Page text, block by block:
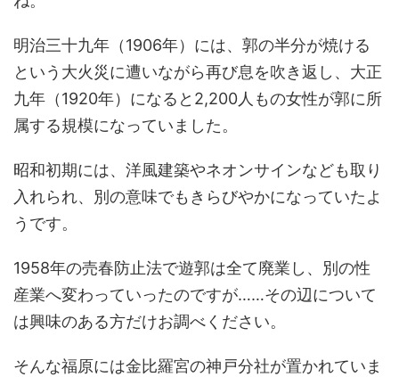
明治三十九年（1906年）には、郭の半分が焼ける
という大火災に遭いながら再び息を吹き返し、大正
九年（1920年）になると2,200人もの女性が郭に所
属する規模になっていました。
昭和初期には、洋風建築やネオンサインなども取り
入れられ、別の意味でもきらびやかになっていたよ
うです。
1958年の売春防止法で遊郭は全て廃業し、別の性
産業へ変わっていったのですが……その辺について
は興味のある方だけお調べください。
そんな福原には金比羅宮の神戸分社が置かれていま